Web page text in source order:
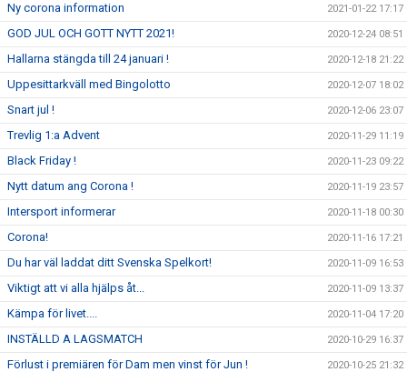
Ny corona information 2021-01-22 17:17
GOD JUL OCH GOTT NYTT 2021! 2020-12-24 08:51
Hallarna stängda till 24 januari ! 2020-12-18 21:22
Uppesittarkväll med Bingolotto 2020-12-07 18:02
Snart jul ! 2020-12-06 23:07
Trevlig 1:a Advent 2020-11-29 11:19
Black Friday ! 2020-11-23 09:22
Nytt datum ang Corona ! 2020-11-19 23:57
Intersport informerar 2020-11-18 00:30
Corona! 2020-11-16 17:21
Du har väl laddat ditt Svenska Spelkort! 2020-11-09 16:53
Viktigt att vi alla hjälps åt... 2020-11-09 13:37
Kämpa för livet.... 2020-11-04 17:20
INSTÄLLD A LAGSMATCH 2020-10-29 16:37
Förlust i premiären för Dam men vinst för Jun ! 2020-10-25 21:32